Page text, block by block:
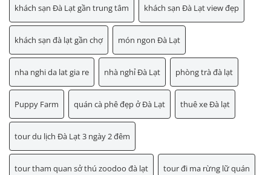
khách sạn Đà Lạt gần trung tâm khách sạn Đà Lạt view đẹp
khách sạn đà lạt gần chợ món ngon Đà Lạt
nha nghi da lat gia re nhà nghỉ Đà Lạt phòng trà đà lạt
Puppy Farm quán cà phê đẹp ở Đà Lạt thuê xe Đà lạt
tour du lịch Đà Lạt 3 ngày 2 đêm
tour tham quan sở thú zoodoo đà lạt tour đi ma rừng lữ quán